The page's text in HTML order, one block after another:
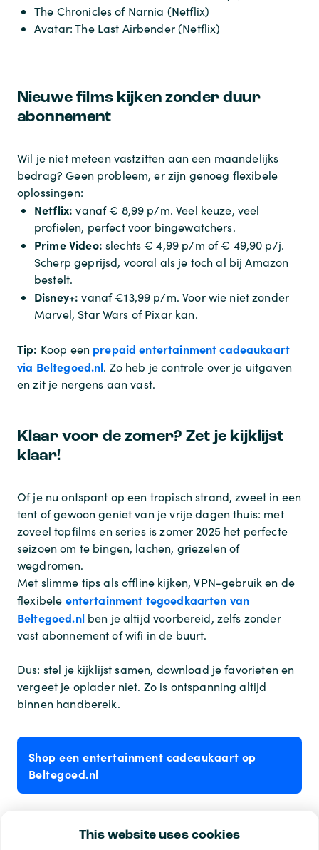
This website uses cookies
The Chronicles of Narnia (Netflix)
Avatar: The Last Airbender (Netflix)
Nieuwe films kijken zonder duur
abonnement
Wil je niet meteen vastzitten aan een maandelijks
bedrag? Geen probleem, er zijn genoeg flexibele
oplossingen:
Netflix: vanaf € 8,99 p/m. Veel keuze, veel
profielen, perfect voor bingewatchers.
Prime Video: slechts € 4,99 p/m of € 49,90 p/j.
Scherp geprijsd, vooral als je toch al bij Amazon
bestelt.
Disney+: vanaf €13,99 p/m. Voor wie niet zonder
Marvel, Star Wars of Pixar kan.
Tip: Koop een prepaid entertainment cadeaukaart
via Beltegoed.nl. Zo heb je controle over je uitgaven
en zit je nergens aan vast.
Klaar voor de zomer? Zet je kijklijst
klaar!
Of je nu ontspant op een tropisch strand, zweet in een
tent of gewoon geniet van je vrije dagen thuis: met
zoveel topfilms en series is zomer 2025 het perfecte
seizoen om te bingen, lachen, griezelen of
wegdromen.
Met slimme tips als offline kijken, VPN-gebruik en de
flexibele entertainment tegoedkaarten van
Beltegoed.nlben je altijd voorbereid, zelfs zonder
vast abonnement of wifi in de buurt.
Dus: stel je kijklijst samen, download je favorieten en
vergeet je oplader niet. Zo is ontspanning altijd
binnen handbereik.
Shop een entertainment cadeaukaart op
Beltegoed.nl